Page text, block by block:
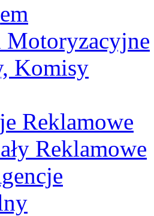
Motoryzacyjne
Komisy
Reklamowe
Reklamowe